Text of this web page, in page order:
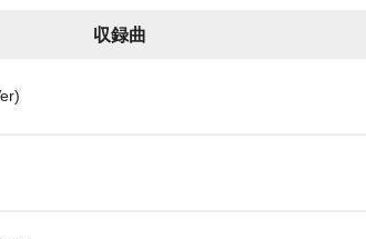
収録曲